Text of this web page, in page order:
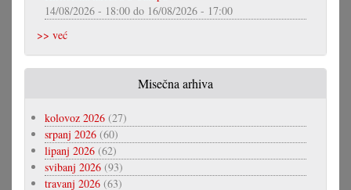
14/08/2026 - 18:00 do 16/08/2026 - 17:00
>> već
Misečna arhiva
kolovoz 2026 (27)
srpanj 2026 (60)
lipanj 2026 (62)
svibanj 2026 (93)
travanj 2026 (63)